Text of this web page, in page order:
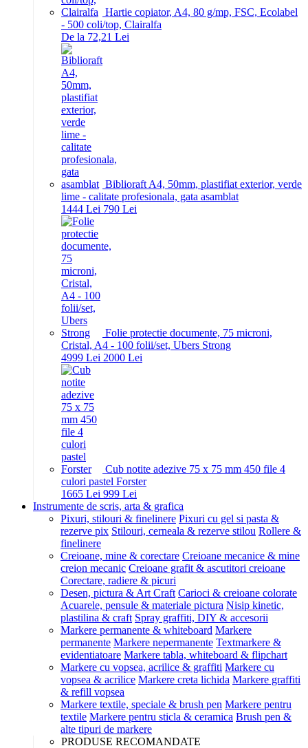
Hartie copiator, A4, 80 g/mp, FSC, Ecolabel
- 500 coli/top, Clairalfa
De la 72,21 Lei
Biblioraft A4, 50mm, plastifiat exterior, verde
lime - calitate profesionala, gata asamblat
1444 Lei 790 Lei
Folie protectie documente, 75 microni,
Cristal, A4 - 100 folii/set, Ubers Strong
4999 Lei 2000 Lei
Cub notite adezive 75 x 75 mm 450 file 4
culori pastel Forster
1665 Lei 999 Lei
Instrumente de scris, arta & grafica
Pixuri, stilouri & finelinere Pixuri cu gel si pasta &
rezerve pix Stilouri, cerneala & rezerve stilou Rollere &
finelinere
Creioane, mine & corectare Creioane mecanice & mine
creion mecanic Creioane grafit & ascutitori creioane
Corectare, radiere & picuri
Desen, pictura & Art Craft Carioci & creioane colorate
Acuarele, pensule & materiale pictura Nisip kinetic,
plastilina & craft Spray graffiti, DIY & accesorii
Markere permanente & whiteboard Markere
permanente Markere nepermanente Textmarkere &
evidentiatoare Markere tabla, whiteboard & flipchart
Markere cu vopsea, acrilice & graffiti Markere cu
vopsea & acrilice Markere creta lichida Markere graffiti
& refill vopsea
Markere textile, speciale & brush pen Markere pentru
textile Markere pentru sticla & ceramica Brush pen &
alte tipuri de markere
PRODUSE RECOMANDATE